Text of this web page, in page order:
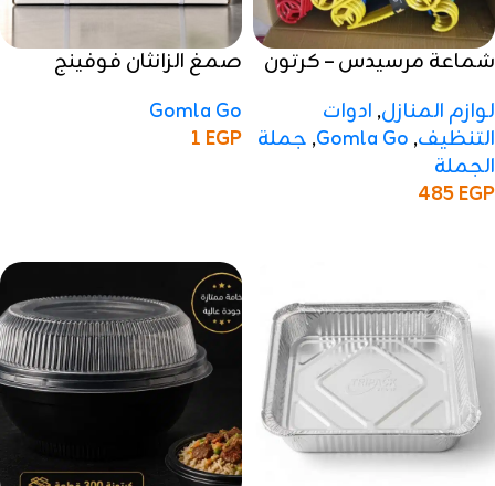
شماعة مرسيدس – كرتون
لوازم المنازل, ادوات
التنظيف,
Gomla Go
, جملة
الجملة
485EGP
صمغ الزانثان فوفينج
Gomla Go
1 EGP